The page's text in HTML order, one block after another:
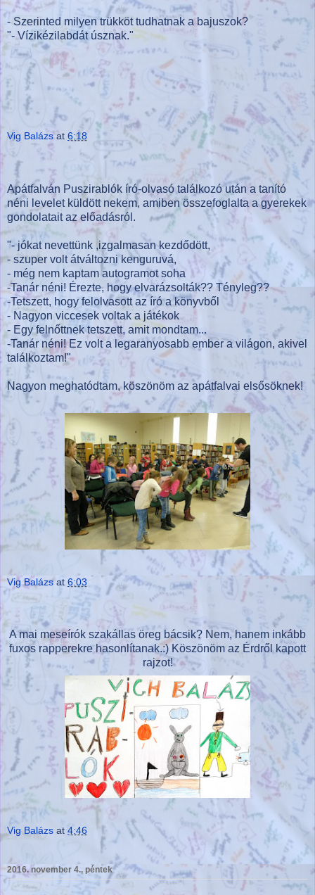
- Szerinted milyen trükköt tudhatnak a bajuszok?
"- Vízikézilabdát úsznak."
Vig Balázs at 6:18
Apátfalván Puszirablók író-olvasó találkozó után a tanító
néni levelet küldött nekem, amiben összefoglalta a gyerekek
gondolatait az előadásról.
"- jókat nevettünk ,izgalmasan kezdődött,
- szuper volt átváltozni kenguruvá,
- még nem kaptam autogramot soha
-Tanár néni! Érezte, hogy elvarázsolták?? Tényleg??
-Tetszett, hogy felolvasott az író a könyvből
- Nagyon viccesek voltak a játékok
- Egy felnőttnek tetszett, amit mondtam...
-Tanár néni! Ez volt a legaranyosabb ember a világon, akivel
találkoztam!"
Nagyon meghatódtam, köszönöm az apátfalvai elsősöknek!
Vig Balázs at 6:03
A mai meseírók szakállas öreg bácsik? Nem, hanem inkább
fuxos rapperekre hasonlítanak.:) Köszönöm az Érdről kapott
rajzot!
Vig Balázs at 4:46
2016. november 4., péntek